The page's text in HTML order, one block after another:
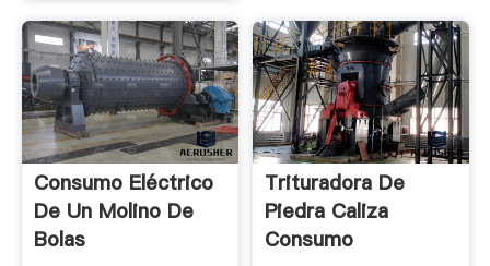
Consumo Eléctrico
De Un Molino De
Bolas
Trituradora De
Piedra Caliza
Consumo